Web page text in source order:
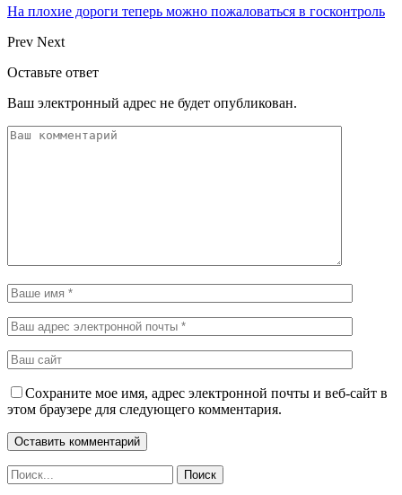
На плохие дороги теперь можно пожаловаться в госконтроль
Prev Next
Оставьте ответ
Ваш электронный адрес не будет опубликован.
Сохраните мое имя, адрес электронной почты и веб-сайт в
этом браузере для следующего комментария.